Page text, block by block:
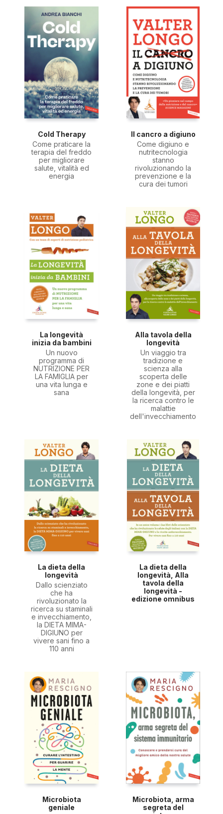
Cold Therapy
Come praticare la
terapia del freddo
per migliorare
salute, vitalità ed
energia
Il cancro a digiuno
Come digiuno e
nutritecnologia
stanno
rivoluzionando la
prevenzione e la
cura dei tumori
La longevità
inizia da bambini
Un nuovo
programma di
NUTRIZIONE PER
LA FAMIGLIA per
una vita lunga e
sana
Alla tavola della
longevità
Un viaggio tra
tradizione e
scienza alla
scoperta delle
zone e dei piatti
della longevità, per
la ricerca contro le
malattie
dell'invecchiamento
La dieta della
longevità
Dallo scienziato
che ha
rivoluzionato la
ricerca su staminali
e invecchiamento,
la DIETA MIMA-
DIGIUNO per
vivere sani fino a
110 anni
La dieta della
longevità, Alla
tavola della
longevità -
edizione omnibus
Microbiota
geniale
Microbiota, arma
segreta del